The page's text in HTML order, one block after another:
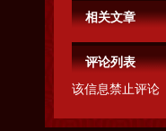
相关文章
评论列表
该信息禁止评论